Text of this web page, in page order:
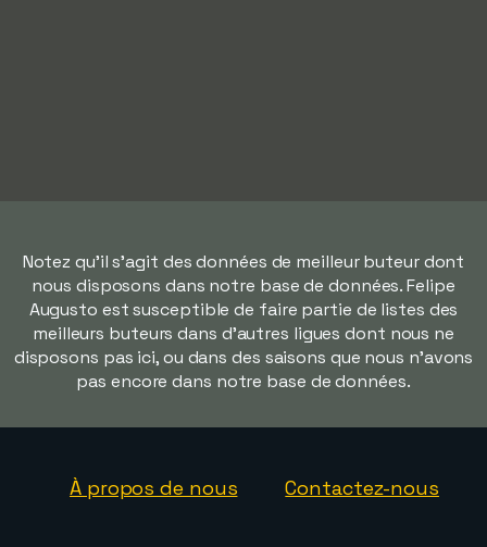
Notez qu'il s'agit des données de meilleur buteur dont
nous disposons dans notre base de données. Felipe
Augusto est susceptible de faire partie de listes des
meilleurs buteurs dans d'autres ligues dont nous ne
disposons pas ici, ou dans des saisons que nous n'avons
pas encore dans notre base de données.
À propos de nous Contactez-nous